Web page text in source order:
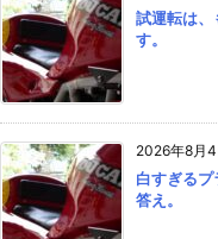
試運転は、
す。
2026年8月4
白すぎる
答え。